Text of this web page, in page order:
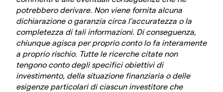
potrebbero derivare. Non viene fornita alcuna
dichiarazione o garanzia circa l’accuratezza o la
completezza di tali informazioni. Di conseguenza,
chiunque agisca per proprio conto lo fa interamente
a proprio rischio. Tutte le ricerche citate non
tengono conto degli specifici obiettivi di
investimento, della situazione finanziaria o delle
esigenze particolari di ciascun investitore che